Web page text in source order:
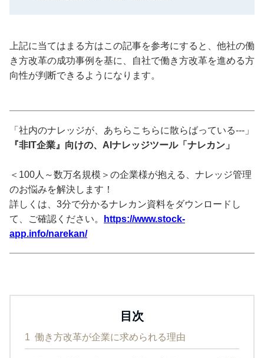
上記に当てはまる方はこの記事を参考にすると、他社の働
き方改革の成功事例を基に、自社で働き方改革を進める方
向性が判断できるようになります。
「社内のナレッジが、あちらこちらに散らばっている---」
『非IT企業』向けの、AIナレッジツール「ナレカン」
＜100人～数万名規模＞の企業様が抱える、ナレッジ管理
のお悩みを解決します！
詳しくは、3分で分かるナレカン資料をダウンロードし
て、ご確認ください。
https://www.stock-
app.info/narekan/
目次
1 働き方改革が企業に求められる理由